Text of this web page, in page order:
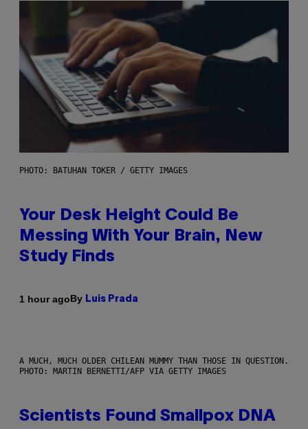
PHOTO: BATUHAN TOKER / GETTY IMAGES
Your Desk Height Could Be
Messing With Your Brain, New
Study Finds
1 hour agoBy Luis Prada
A MUCH, MUCH OLDER CHILEAN MUMMY THAN THOSE IN QUESTION.
PHOTO: MARTIN BERNETTI/AFP VIA GETTY IMAGES
Scientists Found Smallpox DNA